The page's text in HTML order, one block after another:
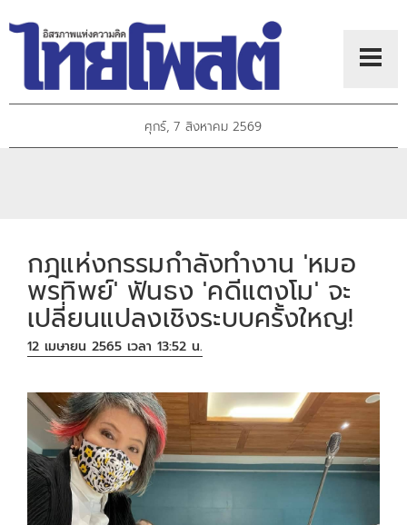
ศุกร์, 7 สิงหาคม 2569
กฎแห่งกรรมกำลังทำงาน 'หมอ
พรทิพย์'​ ฟันธง​ 'คดีแตงโม'​ จะ
เปลี่ยนแปลงเชิงระบบครั้งใหญ!
12 เมษายน 2565 เวลา 13:52 น.